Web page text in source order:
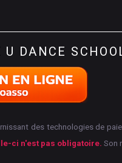
U DANCE
des technologies de
ci n'est pas obligatoire. Son